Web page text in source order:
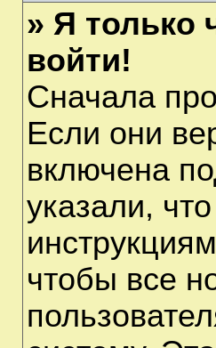
» Я только
войти!
Сначала
Если они
включена
указали,
чтобы все